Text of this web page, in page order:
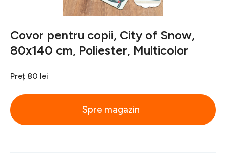
Covor pentru copii, City of Snow,
80x140 cm, Poliester, Multicolor
Preț 80 lei
Spre magazin